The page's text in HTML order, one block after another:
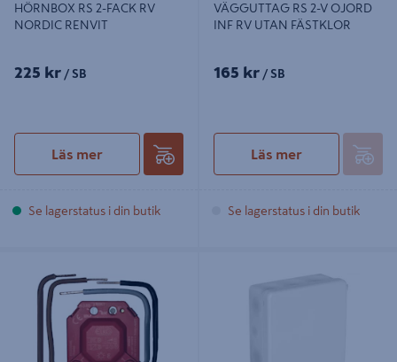
HÖRNBOX RS 2-FACK RV
NORDIC RENVIT
225 kr / SB
Läs mer
Se lagerstatus i din butik
VÄGGUTTAG RS 2-V OJORD
INF RV UTAN FÄSTKLOR
165 kr / SB
Läs mer
Se lagerstatus i din butik
IMPULSFJÄDER ELKO 4-100W
MED CLICKLOCK ELKO